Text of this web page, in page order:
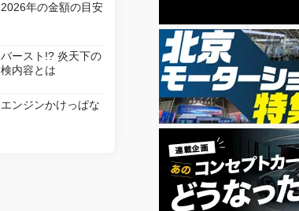
年の金額の目安
ースト!? 炎天下の
内容とは
ンジンかけっぱな